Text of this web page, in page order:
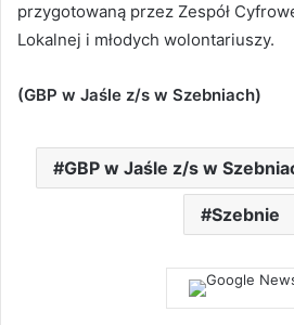
przygotowaną przez Zespół
Lokalnej i młodych wolontariuszy.
(GBP w Jaśle z/s w Szebniach)
GBP w Jaśle z/s w
Szebnie